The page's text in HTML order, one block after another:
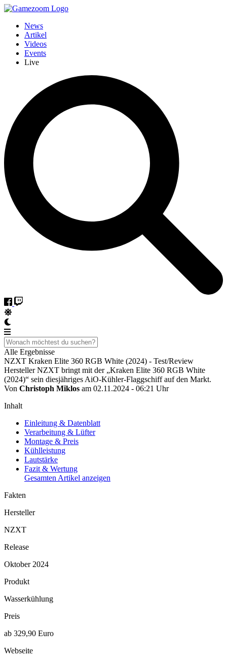
News
Artikel
Videos
Events
Live
Alle Ergebnisse
NZXT Kraken Elite 360 RGB White (2024) - Test/Review
Hersteller NZXT bringt mit der „Kraken Elite 360 RGB White
(2024)“ sein diesjähriges AiO-Kühler-Flaggschiff auf den Markt.
Von Christoph Miklos am 02.11.2024 - 06:21 Uhr
Inhalt
Einleitung & Datenblatt
Verarbeitung & Lüfter
Montage & Preis
Kühlleistung
Lautstärke
Fazit & Wertung
Gesamten Artikel anzeigen
Fakten
Hersteller
NZXT
Release
Oktober 2024
Produkt
Wasserkühlung
Preis
ab 329,90 Euro
Webseite